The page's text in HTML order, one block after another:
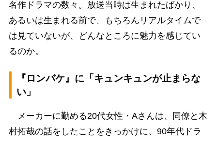
名作ドラマの数々。放送当時は生まれたばかり、
あるいは生まれる前で、もちろんリアルタイムで
は見ていないが、どんなところに魅力を感じてい
るのか。
『ロンバケ』に「キュンキュンが止まらな
い」
メーカーに勤める20代女性・Aさんは、同僚と木
村拓哉の話をしたことをきっかけに、90年代ドラ